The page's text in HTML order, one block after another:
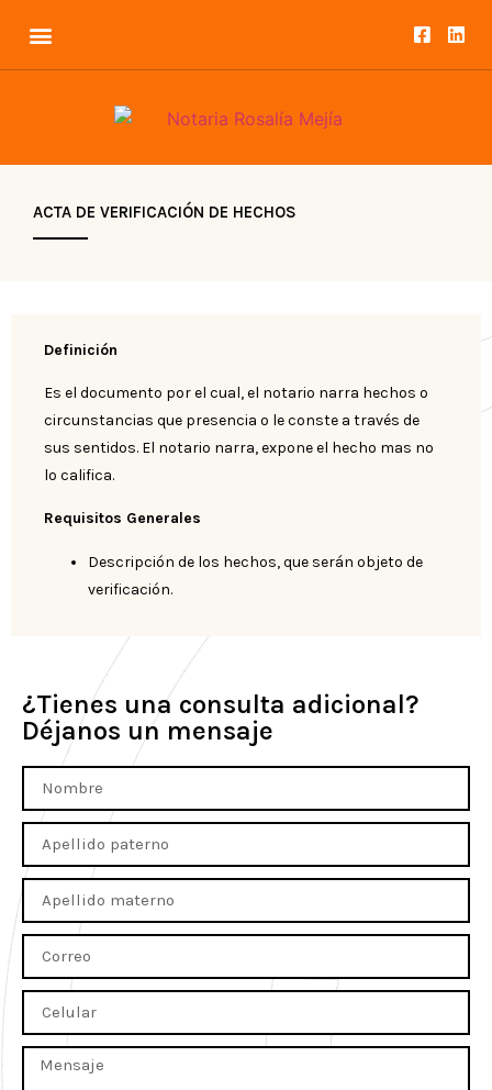
ACTA DE VERIFICACIÓN DE HECHOS
Definición
Es el documento por el cual, el notario narra hechos o
circunstancias que presencia o le conste a través de
sus sentidos. El notario narra, expone el hecho mas no
lo califica.
Requisitos Generales
Descripción de los hechos, que serán objeto de
verificación.
¿Tienes una consulta adicional?
Déjanos un mensaje